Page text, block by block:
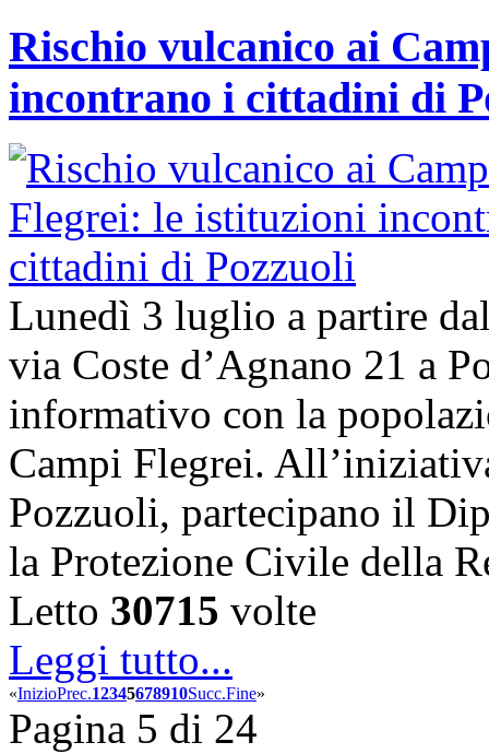
Rischio vulcanico ai
incontrano i cittadini di
Lunedì 3 luglio a partire
via Coste d’Agnano 21 a
informativo con la
Campi Flegrei.
Pozzuoli, partecipano il
la Protezione Civile della
Letto 30715 volte
Leggi tutto...
«InizioPrec.12345678910Succ.Fine»
Pagina 5 di 24